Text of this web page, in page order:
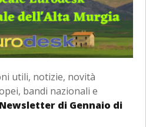
utili, notizie, novità
bandi nazionali e
Newsletter di Gennaio di